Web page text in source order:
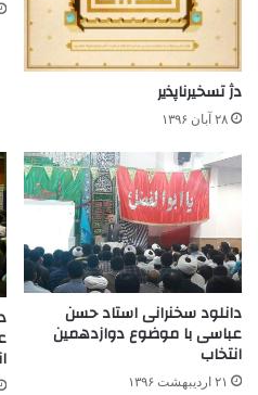
دژ تسخیرناپذیر
۲۸ آبان ۱۳۹۶
دانلود سخنرانی استاد حسن
عباسی با موضوع دوازدهمین
انتخاب
۲۱ اردیبهشت ۱۳۹۶